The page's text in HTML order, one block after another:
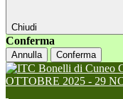
Chiudi
Conferma
Annulla Conferma
OTTOBRE 2025 - 29